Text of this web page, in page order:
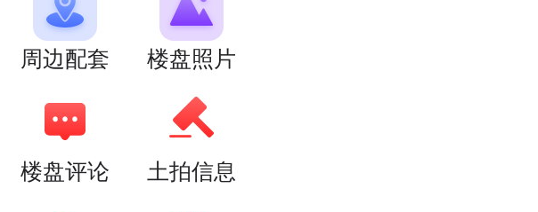
周边配套 楼盘照片
楼盘评论 土拍信息